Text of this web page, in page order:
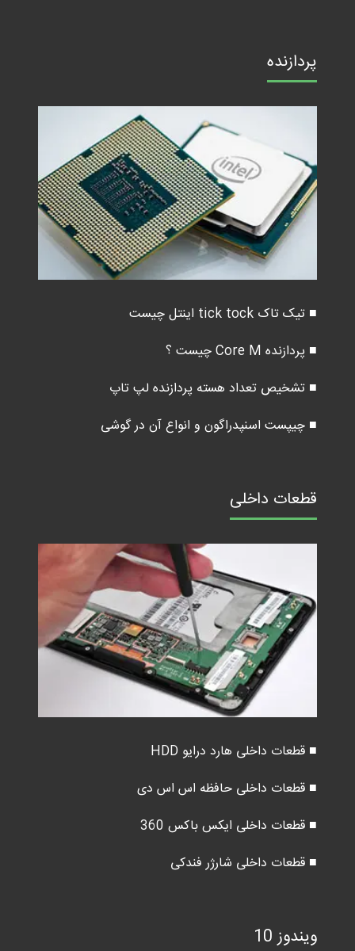
پردازنده
■ تیک تاک tick tock اینتل چیست
■ پردازنده Core M چیست ؟
■ تشخیص تعداد هسته پردازنده لپ تاپ
■ چیپست اسنپدراگون و انواع آن در گوشی
قطعات داخلی
■ قطعات داخلی هارد درایو HDD
■ قطعات داخلی حافظه اس اس دی
■ قطعات داخلی ایکس باکس 360
■ قطعات داخلی شارژر فندکی
ویندوز 10